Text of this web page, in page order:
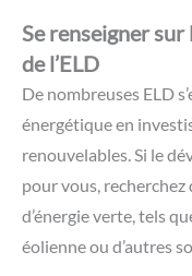
Se renseigner
de l’ELD
De nombreuses ELD
énergétique en
renouvelables. Si le
pour vous,
d’énergie verte, tels
éolienne ou d’autres